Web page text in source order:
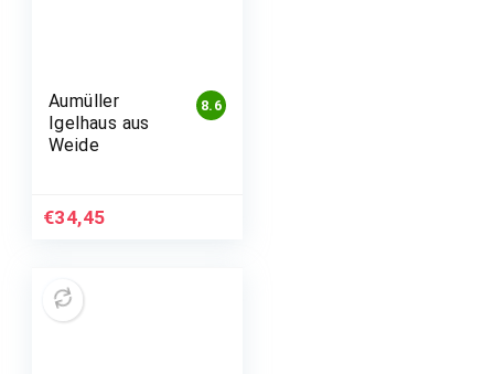
8.6
Aumüller
Igelhaus aus
Weide
€34,45